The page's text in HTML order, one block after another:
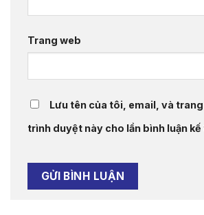
Trang web
Lưu tên của tôi, email, và
trình duyệt này cho lần bình luận